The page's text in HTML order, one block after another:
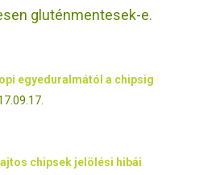
gluténmentesek-e.
egyeduralmától a chipsig
chipsek jelölési hibái